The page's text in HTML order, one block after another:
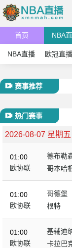
首页 NBA
NBA直播 欧冠直播
赛事推荐
热门赛事
2026-08-07 星期
01:00
欧协联
德布勒
哥本哈
01:00
欧协联
哥德堡
根特
01:00
欧协联
基辅迪
卡拉巴